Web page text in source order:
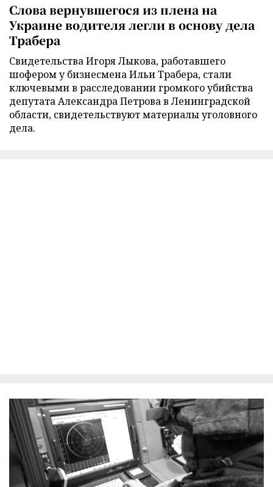
Слова вернувшегося из плена на
Украине водителя легли в основу дела
Трабера
Свидетельства Игоря Лыкова, работавшего
шофером у бизнесмена Ильи Трабера, стали
ключевыми в расследовании громкого убийства
депутата Александра Петрова в Ленинградской
области, свидетельствуют материалы уголовного
дела.